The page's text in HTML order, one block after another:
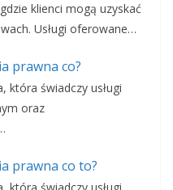
klienci mogą uzyskać
Usługi oferowane…
prawna co?
która świadczy usługi
oraz
prawna co to?